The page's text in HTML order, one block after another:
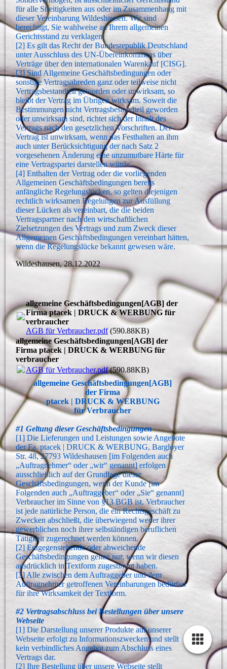
für alle Streitigkeiten aus oder im Zusammenhang mit
dieser Vereinbarung Wildeshausen. Wir sind
berechtigt, Sie wahlweise an Ihrem allgemeinen
Gerichtsstand zu verklagen.
[2] Es gilt das Recht der Bundesrepublik Deutschland
unter Ausschluss des UN-Übereinkommens über
Verträge über den internationalen Warenkauf [CISG].
[3] Sind Allgemeine Geschäftsbedingungen oder
sonstige Vertragsabreden ganz oder teilweise nicht
Vertragsbestandteil geworden oder unwirksam, so
bleibt der Vertrag im Übrigen wirksam. Soweit die
Bestimmungen nicht Vertragsbestandteil geworden
oder unwirksam sind, richtet sich der Inhalt des
Vertrags nach den gesetzlichen Vorschriften. Der
Vertrag ist unwirksam, wenn das Festhalten an ihm
auch unter Berücksichtigung der nach Satz 2
vorgesehenen Änderung eine unzumutbare Härte für
eine Vertragspartei darstellen würde.
[4] Enthalten der Vertrag oder die vorliegenden
Allgemeinen Geschäftsbedingungen bereits
anfängliche Regelungslücken, so gelten diejenigen
rechtlich wirksamen Regelungen zur Ausfüllung
dieser Lücken als vereinbart, die die beiden
Vertragspartner nach den wirtschaftlichen
Zielsetzungen des Vertrags und zum Zweck dieser
Allgemeinen Geschäftsbedingungen vereinbart hätten,
wenn die Regelungslücke bekannt gewesen wäre.
Wildeshausen, 28.12.2022
allgemeine Geschäftsbedingungen[AGB] der
Firma ptacek | DRUCK & WERBUNG für
verbraucher
AGB für Verbraucher.pdf(590.88KB)
allgemeine Geschäftsbedingungen[AGB] der
Firma ptacek | DRUCK & WERBUNG für
verbraucher
AGB für Verbraucher.pdf(590.88KB)
allgemeine Geschäftsbedingungen[AGB]
der Firma
ptacek | DRUCK & WERBUNG
für Verbraucher
#1 Geltung dieser Geschäftsbedingungen
[1] Die Lieferungen und Leistungen sowie Angebote
der Fa. ptacek | DRUCK & WERBUNG, Bargloyer
Str. 48, 27793 Wildeshausen [im Folgenden auch
„Auftragnehmer“ oder „wir“ genannt] erfolgen
ausschließlich auf der Grundlage dieser
Geschäftsbedingungen, wenn der Kunde [im
Folgenden auch „Auftraggeber“ oder „Sie“ genannt]
Verbraucher im Sinne von §13 BGB ist. Verbraucher
ist jede natürliche Person, die ein Rechtsgeschäft zu
Zwecken abschließt, die überwiegend weder ihrer
gewerblichen noch ihrer selbständigen beruflichen
Tätigkeit zugerechnet werden können.
[2] Entgegenstehende oder abweichende
Geschäftsbedingungen gelten nur, wenn wir diesen
ausdrücklich in Textform zugestimmt haben.
[3] Alle zwischen dem Auftraggeber und dem
Auftragnehmer getroffenen Vereinbarungen bedürfen
für ihre Wirksamkeit der Textform.
#2 Vertragsabschluss bei Bestellungen über unsere
Webseite
[1] Die Darstellung unserer Produkte auf unserer
Webseite erfolgt zu Informationszwecken und stellt
kein verbindliches Angebot zum Abschluss eines
Vertrags dar.
[2] Ihre Bestellung über unsere Webseite stellt